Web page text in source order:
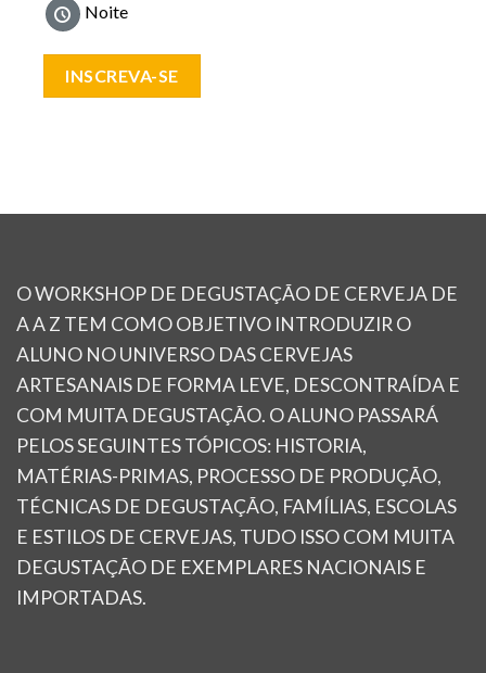
Noite
INSCREVA-SE
O WORKSHOP DE DEGUSTAÇÃO DE CERVEJA DE
A A Z TEM COMO OBJETIVO INTRODUZIR O
ALUNO NO UNIVERSO DAS CERVEJAS
ARTESANAIS DE FORMA LEVE, DESCONTRAÍDA E
COM MUITA DEGUSTAÇÃO. O ALUNO PASSARÁ
PELOS SEGUINTES TÓPICOS: HISTORIA,
MATÉRIAS-PRIMAS, PROCESSO DE PRODUÇÃO,
TÉCNICAS DE DEGUSTAÇÃO, FAMÍLIAS, ESCOLAS
E ESTILOS DE CERVEJAS, TUDO ISSO COM MUITA
DEGUSTAÇÃO DE EXEMPLARES NACIONAIS E
IMPORTADAS.